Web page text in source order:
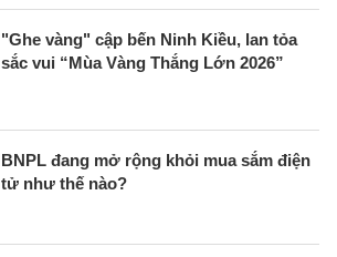
"Ghe vàng" cập bến Ninh Kiều, lan tỏa
sắc vui “Mùa Vàng Thắng Lớn 2026”
BNPL đang mở rộng khỏi mua sắm điện
tử như thế nào?